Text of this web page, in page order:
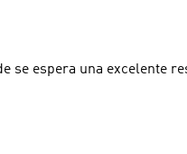
se espera una excelente